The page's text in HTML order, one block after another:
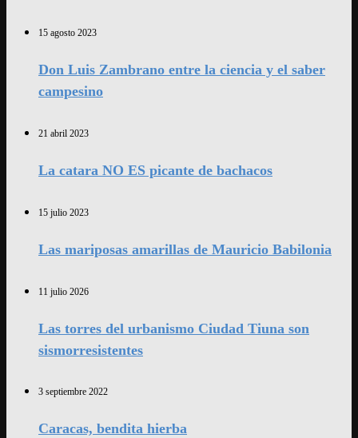
15 agosto 2023
Don Luis Zambrano entre la ciencia y el saber
campesino
21 abril 2023
La catara NO ES picante de bachacos
15 julio 2023
Las mariposas amarillas de Mauricio Babilonia
11 julio 2026
Las torres del urbanismo Ciudad Tiuna son
sismorresistentes
3 septiembre 2022
Caracas, bendita hierba